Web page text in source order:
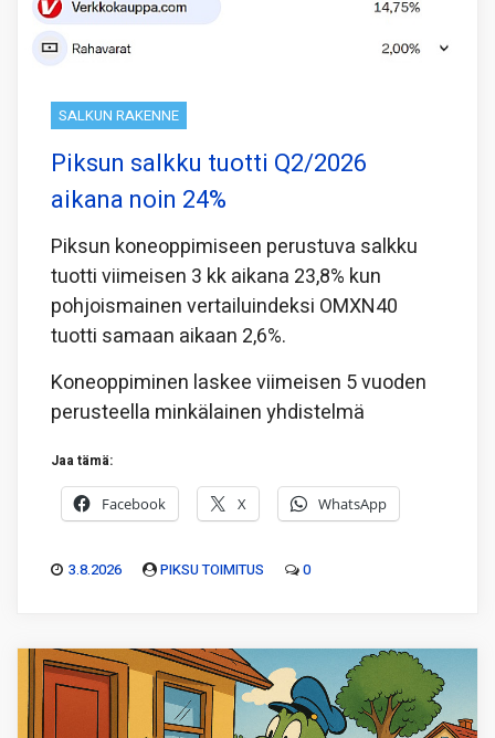
SALKUN RAKENNE
Piksun salkku tuotti Q2/2026
aikana noin 24%
Piksun koneoppimiseen perustuva salkku
tuotti viimeisen 3 kk aikana 23,8% kun
pohjoismainen vertailuindeksi OMXN40
tuotti samaan aikaan 2,6%.
Koneoppiminen laskee viimeisen 5 vuoden
perusteella minkälainen yhdistelmä
Jaa tämä:
Facebook X WhatsApp
3.8.2026 PIKSU TOIMITUS 0